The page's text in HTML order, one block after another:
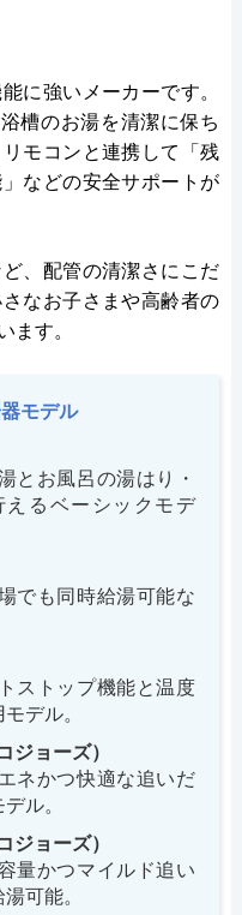
に強いメーカーです。
槽のお湯を清潔に保ち
モコンと連携して「残
などの安全サポートが
、配管の清潔さにこだ
なお子さまや高齢者の
ます。
モデル
とお風呂の湯はり・
るベーシックモデ
でも同時給湯可能な
ストップ機能と温度
デル。
ジョーズ）
ネかつ快適な追いだ
ル。
ジョーズ）
量かつマイルド追い
可能。